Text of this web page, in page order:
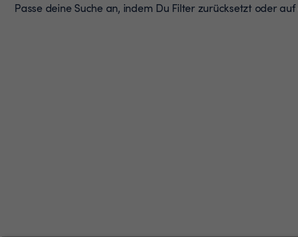
Passe deine Suche an, indem Du Filter zurücksetzt oder